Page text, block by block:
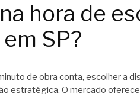
hora de
SP?
de obra conta, escolher a
estratégica. O mercado